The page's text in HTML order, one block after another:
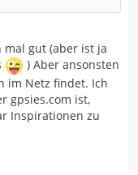
mal gut (aber ist ja
) Aber ansonsten
im Netz findet. Ich
gpsies.com ist,
Inspirationen zu